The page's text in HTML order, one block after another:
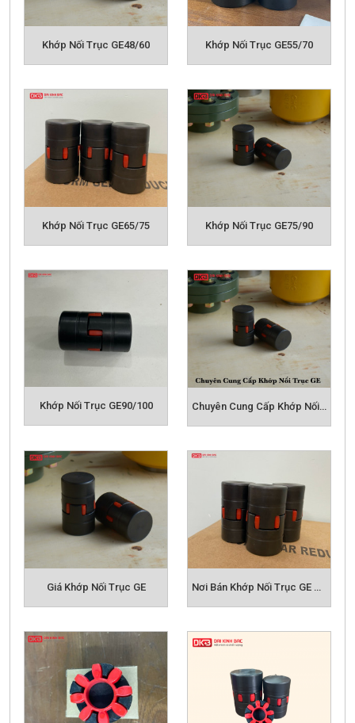
để kết nối các trục với nhau, làm nhiệm vụ truyền
chuyển động cơ đến trục máy công tác. Bên cạnh đó,
nhiều loại khớp nối, mỗi khớp nối được dùng trong
một công đoạn hay đảm nhiệm một nhiệm vụ khác
nhau tùy theo nhu cầu của doanh nghiệp. Và các loại
khớp nối này chủ yếu được ứng dụng trong các lĩnh
vực như: Máy khuấy, quạt công nghiệp, băng chuyền
băng tải, các loại bơm rời., máy xi mạ, ...
Quý khách hàng có thể tham khảo các model/size
ngay
của chúng tôi hoặc gửi mail để
được đội ngũ kỹ thuật tư vấn báo giá ưu đãi nhất
Sản phẩm liên quan:
KHỚP NỐI BULONG FCL
KHỚP NỐI JAW
KHỚP NỐI XÍCH KC
KHỚP NỐI HRC
Khớp Nối Trục GE48/60 Khớp Nối Trục GE55/70
Khớp Nối Trục GE65/75 Khớp Nối Trục GE75/90
Khớp Nối Trục GE90/100 Chuyên Cung Cấp Khớp Nối Trục GE
Giá Khớp Nối Trục GE